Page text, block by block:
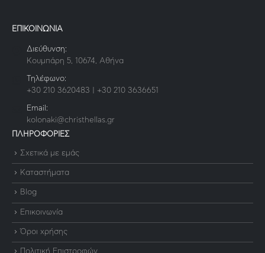
ΕΠΙΚΟΙΝΩΝΙΑ
Διεύθυνση:
Κουμπάρη 5, 10674, Αθήνα
Τηλέφωνο:
+30 210 3620483 | +30 210 3636651
Email:
kolonaki@christhellas.gr
ΠΛΗΡΟΦΟΡΙΕΣ
Σχετικά με εμάς
Καταστήματα
Blog
Επικοινωνία
Όροι χρήσης